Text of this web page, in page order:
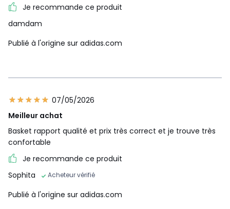
Je recommande ce produit
damdam
Publié à l'origine sur adidas.com
07/05/2026
Meilleur achat
Basket rapport qualité et prix très correct et je trouve très
confortable
Je recommande ce produit
Sophita
Acheteur vérifié
Publié à l'origine sur adidas.com